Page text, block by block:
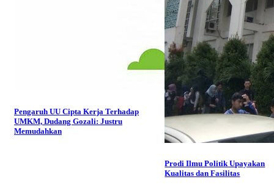
Pengaruh UU Cipta Kerja Terhadap
UMKM, Dudang Gozali: Justru
Memudahkan
Prodi Ilmu Politik Upayakan
Kualitas dan Fasilitas